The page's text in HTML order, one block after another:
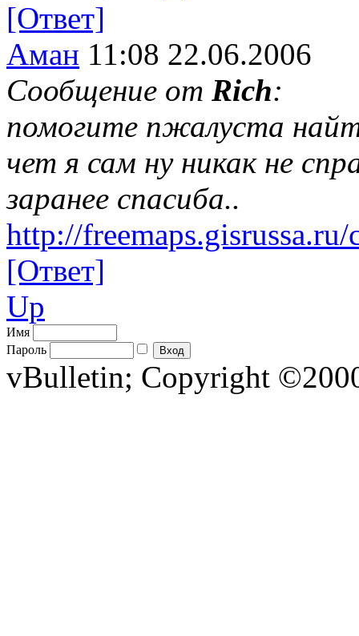
[Ответ]
Аман 11:08 22.06.2006
Сообщение от Rich:
помогите пжалуста
чет я сам ну никак не
заранее спасиба..
http://
[Ответ]
Up
Имя
Пароль
vBulletin; Copyright